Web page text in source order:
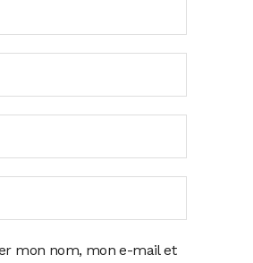
mon nom, mon e-mail et